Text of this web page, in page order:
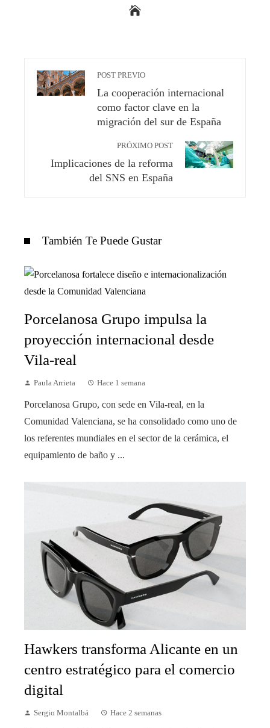
POST PREVIO
La cooperación internacional
como factor clave en la
migración del sur de España
PRÓXIMO POST
Implicaciones de la reforma
del SNS en España
También Te Puede Gustar
Porcelanosa Grupo impulsa la
proyección internacional desde
Vila-real
Paula Arrieta Hace 1 semana
Porcelanosa Grupo, con sede en Vila-real, en la
Comunidad Valenciana, se ha consolidado como uno de
los referentes mundiales en el sector de la cerámica, el
equipamiento de baño y ...
Hawkers transforma Alicante en un
centro estratégico para el comercio
digital
Sergio Montalbá Hace 2 semanas